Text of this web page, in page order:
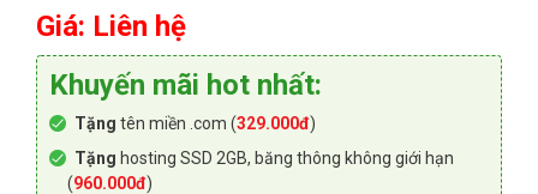
Giá: Liên hệ
Khuyến mãi hot nhất:
Tặng tên miền .com (329.000đ)
Tặng hosting SSD 2GB, băng thông không giới hạn
(960.000đ)